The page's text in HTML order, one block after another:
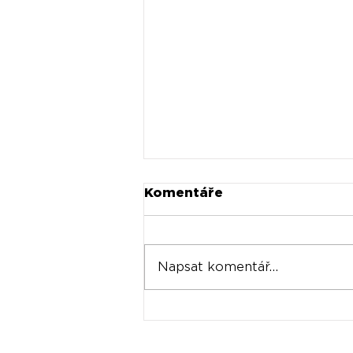
Komentáře
Napsat komentář...